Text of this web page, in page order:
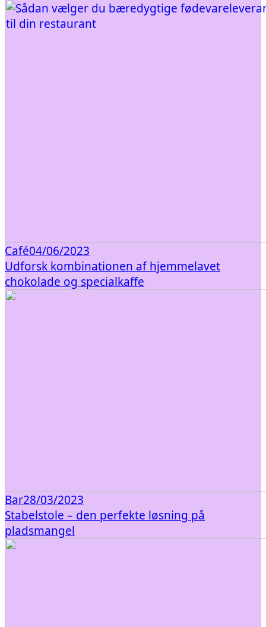
Café04/06/2023
Udforsk kombinationen af hjemmelavet
chokolade og specialkaffe
Bar28/03/2023
Stabelstole – den perfekte løsning på
pladsmangel